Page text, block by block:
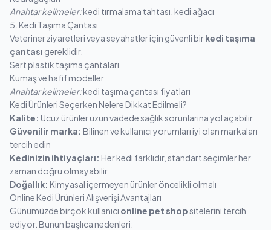
Anahtar kelimeler:kedi tırmalama tahtası, kedi ağacı
5. Kedi Taşıma Çantası
Veteriner ziyaretleri veya seyahatler için güvenli birkedi taşıma
çantası gereklidir.
Sert plastik taşıma çantaları
Kumaş ve hafif modeller
Anahtar kelimeler:kedi taşıma çantası fiyatları
Kedi Ürünleri Seçerken Nelere Dikkat Edilmeli?
Kalite: Ucuz ürünler uzun vadede sağlık sorunlarına yol açabilir
Güvenilir marka: Bilinen ve kullanıcı yorumları iyi olan markaları
tercih edin
Kedinizin ihtiyaçları: Her kedi farklıdır, standart seçimler her
zaman doğru olmayabilir
Doğallık: Kimyasal içermeyen ürünler öncelikli olmalı
Online Kedi Ürünleri Alışverişi Avantajları
Günümüzde birçok kullanıcı online pet shop sitelerini tercih
ediyor. Bunun başlıca nedenleri: